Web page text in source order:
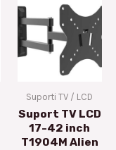
Suporti TV / LCD
Suport TV LCD
17-42 inch
T1904M Alien